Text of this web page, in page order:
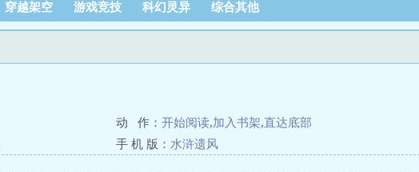
穿越架空 游戏竞技 科幻灵异 综合其他
动 作： 开始阅读,加入书架,直达底部
手 机 版： 水浒遗风